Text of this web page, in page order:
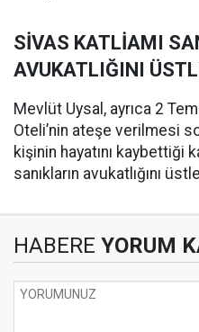
SİVAS KATLİAMI
AVUKATLIĞINI
Mevlüt Uysal, ayrıca 2
Oteli’nin ateşe verilmesi
kişinin hayatını kaybettiği
sanıkların avukatlığını
HABERE YORUM